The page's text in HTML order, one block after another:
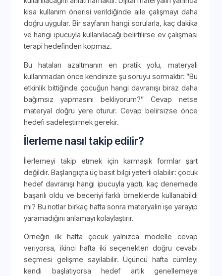
kısa kullanım önerisi verildiğinde aile çalışmayı daha
doğru uygular. Bir sayfanın hangi sorularla, kaç dakika
ve hangi ipucuyla kullanılacağı belirtilirse ev çalışması
terapi hedefinden kopmaz.
Bu hataları azaltmanın en pratik yolu, materyali
kullanmadan önce kendinize şu soruyu sormaktır: “Bu
etkinlik bittiğinde çocuğun hangi davranışı biraz daha
bağımsız yapmasını bekliyorum?” Cevap netse
materyal doğru yere oturur. Cevap belirsizse önce
hedefi sadeleştirmek gerekir.
İlerleme nasıl takip edilir?
İlerlemeyi takip etmek için karmaşık formlar şart
değildir. Başlangıçta üç basit bilgi yeterli olabilir: çocuk
hedef davranışı hangi ipucuyla yaptı, kaç denemede
başarılı oldu ve beceriyi farklı örneklerde kullanabildi
mi? Bu notlar birkaç hafta sonra materyalin işe yarayıp
yaramadığını anlamayı kolaylaştırır.
Örneğin ilk hafta çocuk yalnızca modelle cevap
veriyorsa, ikinci hafta iki seçenekten doğru cevabı
seçmesi gelişme sayılabilir. Üçüncü hafta cümleyi
kendi başlatıyorsa hedef artık genellemeye